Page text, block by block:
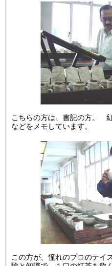
こちらの方は、書記の方。
などをメモしています。
この方が、憧れのプロのテ